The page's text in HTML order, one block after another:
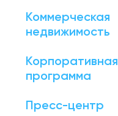
Коммерческая
недвижимость
Корпоративная
программа
Пресс-центр